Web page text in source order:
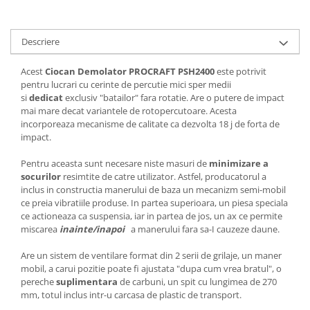
Incubatoare, oparitoare si
deplumatoare
Echipamente pentru animale
Aparate de tuns animale
Piese si accesorii aparate de tuns
animale
Tarcuri animale
Semanatori
Masini batut stalpi si accesorii
Roabe & accesorii
Casute gradina si cutii depozitare
Corturi, Prelate si plase de
umbrire
Lopeti zapada
Descriere
AcestCiocan Demolator PROCRAFT PSH2400este potrivit
pentru lucrari cu cerinte de percutie mici sper medii
sidedicatexclusiv "batailor" fara rotatie. Are o putere de impact
mai mare decat variantele de rotopercutoare. Acesta
incorporeaza mecanisme de calitate ca dezvolta 18 j de forta de
impact.
Pentru aceasta sunt necesare niste masuri de minimizare a
socurilor resimtite de catre utilizator. Astfel, producatorul a
inclus in constructia manerului de baza un mecanizm semi-mobil
ce preia vibratiile produse. In partea superioara, un piesa speciala
ce actioneaza ca suspensia, iar in partea de jos, un ax ce permite
miscarea inainte/inapoia manerului fara sa-I cauzeze daune.
Are un sistem de ventilare format din 2 serii de grilaje, un maner
mobil, a carui pozitie poate fi ajustata "dupa cum vrea bratul", o
perechesuplimentara de carbuni, un spit cu lungimea de 270
mm, totul inclus intr-u carcasa de plastic de transport.